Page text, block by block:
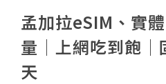
孟加拉eSIM、實
量│上網吃到飽│
天